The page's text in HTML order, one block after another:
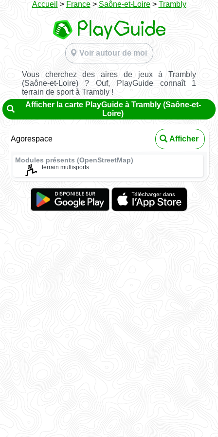
Accueil > France> Saône-et-Loire> Trambly
Voir autour de moi
Vous cherchez des aires de jeux à Trambly
(Saône-et-Loire) ? Ouf, PlayGuide connaît 1
terrain de sport à Trambly !
Afficher la carte PlayGuide à Trambly (Saône-et-
Loire)
Agorespace Afficher
Modules présents (OpenStreetMap)
terrain multisports